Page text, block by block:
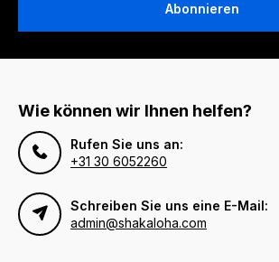
Abonnieren
Wie können wir Ihnen helfen?
Rufen Sie uns an:
+31 30 6052260
Schreiben Sie uns eine E-Mail:
admin@shakaloha.com